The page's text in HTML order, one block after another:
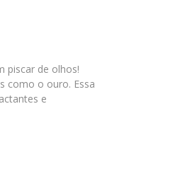
piscar de olhos!
como o ouro. Essa
e